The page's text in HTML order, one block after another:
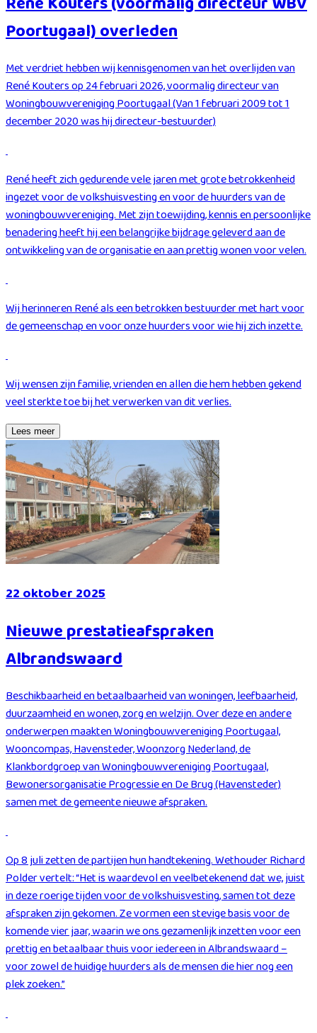
Poortugaal) overleden
Met verdriet hebben wij kennisgenomen van het overlijden van
René Kouters op 24 februari 2026, voormalig directeur van
Woningbouwvereniging Poortugaal (Van 1 februari 2009 tot 1
december 2020 was hij directeur-bestuurder)
René heeft zich gedurende vele jaren met grote betrokkenheid
ingezet voor de volkshuisvesting en voor de huurders van de
woningbouwvereniging. Met zijn toewijding, kennis en persoonlijke
benadering heeft hij een belangrijke bijdrage geleverd aan de
ontwikkeling van de organisatie en aan prettig wonen voor velen.
Wij herinneren René als een betrokken bestuurder met hart voor
de gemeenschap en voor onze huurders voor wie hij zich inzette.
Wij wensen zijn familie, vrienden en allen die hem hebben gekend
veel sterkte toe bij het verwerken van dit verlies.
Lees meer
22 oktober 2025
Nieuwe prestatieafspraken
Albrandswaard
Beschikbaarheid en betaalbaarheid van woningen, leefbaarheid,
duurzaamheid en wonen, zorg en welzijn. Over deze en andere
onderwerpen maakten Woningbouwvereniging Poortugaal,
Wooncompas, Havensteder, Woonzorg Nederland, de
Klankbordgroep van Woningbouwvereniging Poortugaal,
Bewonersorganisatie Progressie en De Brug (Havensteder)
samen met de gemeente nieuwe afspraken.
Op 8 juli zetten de partijen hun handtekening. Wethouder Richard
Polder vertelt: “Het is waardevol en veelbetekenend dat we, juist
in deze roerige tijden voor de volkshuisvesting, samen tot deze
afspraken zijn gekomen. Ze vormen een stevige basis voor de
komende vier jaar, waarin we ons gezamenlijk inzetten voor een
prettig en betaalbaar thuis voor iedereen in Albrandswaard –
voor zowel de huidige huurders als de mensen die hier nog een
plek zoeken.”